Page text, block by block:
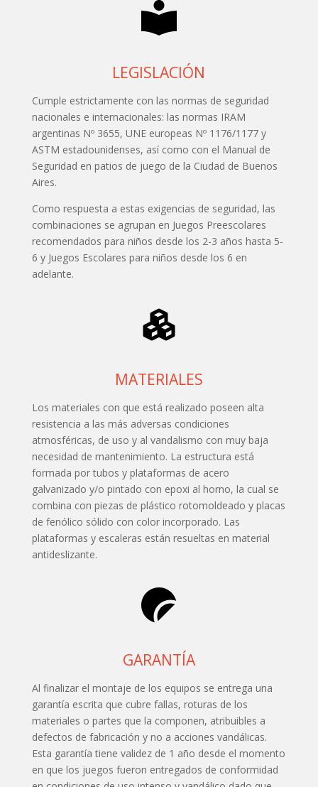
LEGISLACIÓN
Cumple estrictamente con las normas de seguridad
nacionales e internacionales: las normas IRAM
argentinas Nº 3655, UNE europeas Nº 1176/1177 y
ASTM estadounidenses, así como con el Manual de
Seguridad en patios de juego de la Ciudad de Buenos
Aires.
Como respuesta a estas exigencias de seguridad, las
combinaciones se agrupan en Juegos Preescolares
recomendados para niños desde los 2-3 años hasta 5-
6 y Juegos Escolares para niños desde los 6 en
adelante.
MATERIALES
Los materiales con que está realizado poseen alta
resistencia a las más adversas condiciones
atmosféricas, de uso y al vandalismo con muy baja
necesidad de mantenimiento. La estructura está
formada por tubos y plataformas de acero
galvanizado y/o pintado con epoxi al horno, la cual se
combina con piezas de plástico rotomoldeado y placas
de fenólico sólido con color incorporado. Las
plataformas y escaleras están resueltas en material
antideslizante.
GARANTÍA
Al finalizar el montaje de los equipos se entrega una
garantía escrita que cubre fallas, roturas de los
materiales o partes que la componen, atribuibles a
defectos de fabricación y no a acciones vandálicas.
Esta garantía tiene validez de 1 año desde el momento
en que los juegos fueron entregados de conformidad